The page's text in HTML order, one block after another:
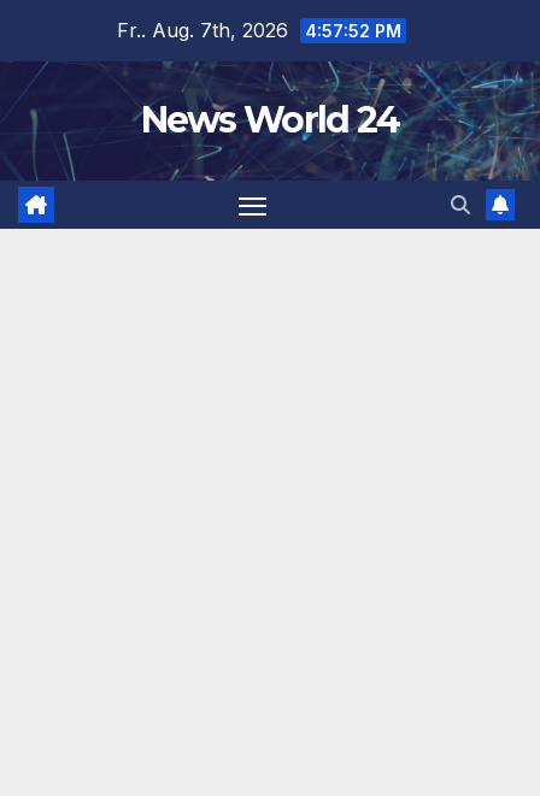
springen
Fr.. Aug. 7th, 2026 4:57:53 PM
News World 24